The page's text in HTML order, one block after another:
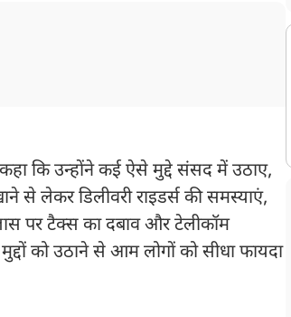
कि उन्होंने कई ऐसे मुद्दे संसद में उठाए,
से लेकर डिलीवरी राइडर्स की समस्याएं,
पर टैक्स का दबाव और टेलीकॉम
को उठाने से आम लोगों को सीधा फायदा